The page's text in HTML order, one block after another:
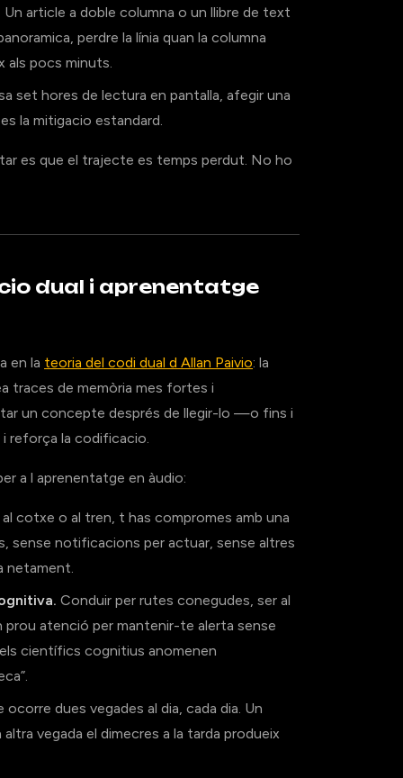
Un article a doble columna o un llibre de text
perdre la línia quan la columna
als pocs minuts.
set hores de lectura en pantalla, afegir una
la mitigacio estandard.
es que el trajecte es temps perdut. No ho
dual i aprenentatge
en la teoria del codi dual d Allan Paivio: la
traces de memòria mes fortes i
un concepte després de llegir-lo —o fins i
reforça la codificacio.
a l aprenentatge en àudio:
cotxe o al tren, t has compromes amb una
sense notificacions per actuar, sense altres
netament.
Conduir per rutes conegudes, ser al
prou atenció per mantenir-te alerta sense
científics cognitius anomenen
dues vegades al dia, cada dia. Un
vegada el dimecres a la tarda produeix